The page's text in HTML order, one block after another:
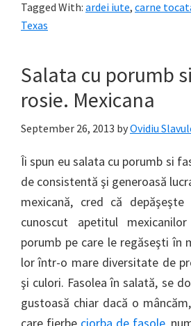
Tagged With: ardei iute, carne
Texas
Salata cu porumb
rosie. Mexicana
September 26, 2013 byOvidiu
Îi spun eu salata cu porumb si
de consistentă şi generoasă
mexicană, cred că
cunoscut apetitul
porumb pe care le regăseşti în
lor într-o mare diversitate de
şi culori. Fasolea în salată, se
gustoasă chiar dacă o
care fierbe ciorba de fasole,